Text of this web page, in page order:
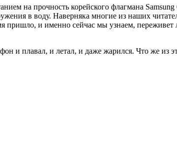
на прочность корейского флагмана
в воду. Наверняка многие из наших
и именно сейчас мы узнаем, переживет
и плавал, и летал, и даже жарился. Что же из